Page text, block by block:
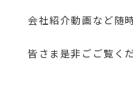
会社紹介動画など随
皆さま是非ごご覧く